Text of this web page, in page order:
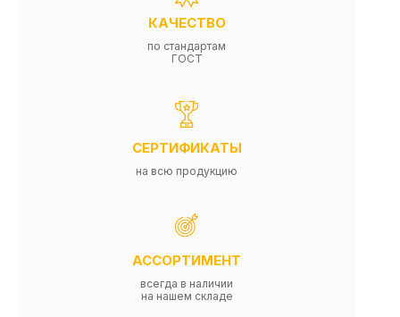
КАЧЕСТВО
по стандартам
ГОСТ
СЕРТИФИКАТЫ
на всю продукцию
АССОРТИМЕНТ
всегда в наличии
на нашем складе